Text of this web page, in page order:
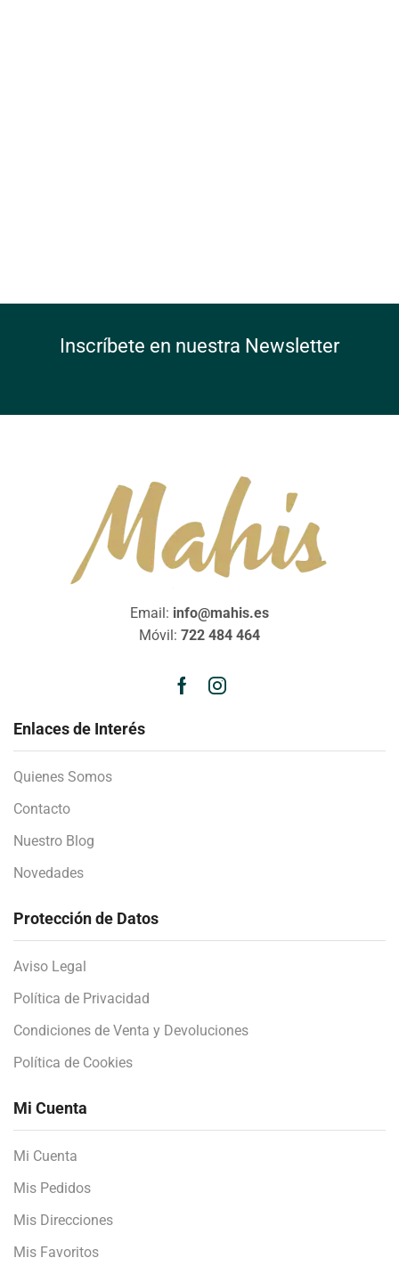
Inscríbete en nuestra Newsletter
Email: info@mahis.es
Móvil: 722 484 464
Enlaces de Interés
Quienes Somos
Contacto
Nuestro Blog
Novedades
Protección de Datos
Aviso Legal
Política de Privacidad
Condiciones de Venta y Devoluciones
Política de Cookies
Mi Cuenta
Mi Cuenta
Mis Pedidos
Mis Direcciones
Mis Favoritos